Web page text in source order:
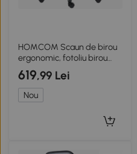
HOMCOM Scaun de birou
ergonomic, fotoliu birou
plasă, brațe rabatabile,
înălțime reglabilă, funcție
balansoar, Negru
619,99 Lei
Nou